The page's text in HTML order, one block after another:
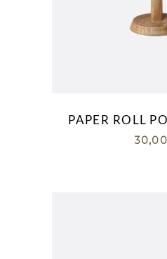
PAPER ROLL
30,00